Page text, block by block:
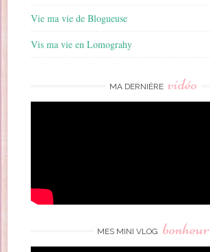
Vie ma vie de Blogueuse
Vis ma vie en Lomograhy
MA DERNIÈRE vidéo
MES MINI VLOG bonheur